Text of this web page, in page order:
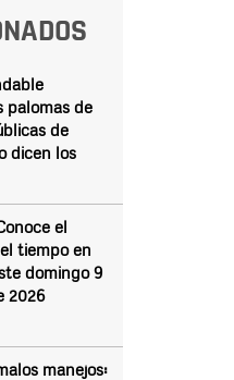
palomas de
de
dicen los
el
tiempo en
domingo 9
2026
manejos: